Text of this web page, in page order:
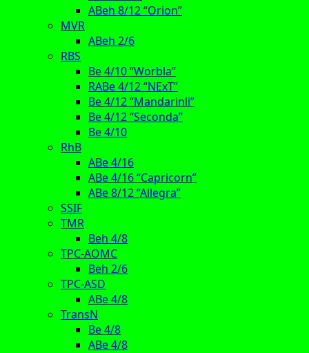
ABeh 8/12 “Orion”
MVR
ABeh 2/6
RBS
Be 4/10 “Worbla”
RABe 4/12 “NExT”
Be 4/12 “Mandarinli”
Be 4/12 “Seconda”
Be 4/10
RhB
ABe 4/16
ABe 4/16 “Capricorn”
ABe 8/12 “Allegra”
SSIF
TMR
Beh 4/8
TPC-AOMC
Beh 2/6
TPC-ASD
ABe 4/8
TransN
Be 4/8
ABe 4/8